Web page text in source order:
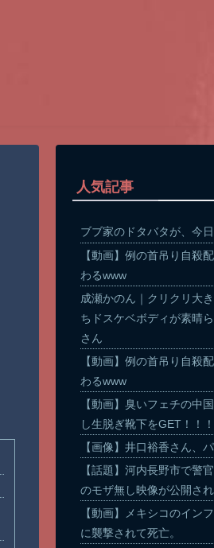
人気記事
ブブ家のドタバタが、今
【動画】例の首吊り自殺
わるwww
成瀬かのん｜クリクリ大
ちドスケベボディが素晴
さん
【動画】例の首吊り自殺
わるwww
【動画】臭いフェチの中
し生脱ぎ靴下をGET！！！
【画像】井口裕香さん、
【話題】河内長野市で警
のモザ無し映像が公開され
【動画】メキシコのイン
に襲撃されて死亡。